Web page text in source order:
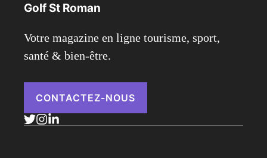
Golf St Roman
Votre magazine en ligne tourisme, sport,
santé & bien-être.
CONTACTEZ-NOUS